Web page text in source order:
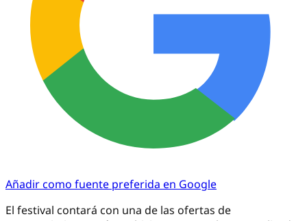
Añadir como fuente preferida en Google
El festival contará con una de las ofertas de